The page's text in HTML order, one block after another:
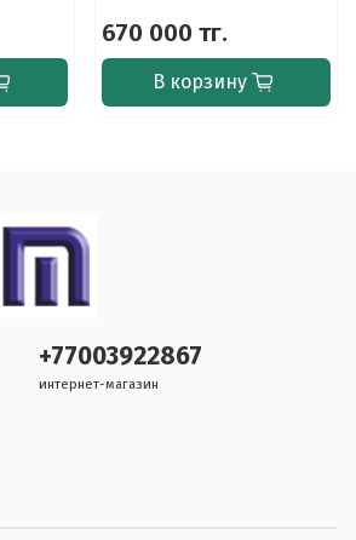
670 000 тг.
В корзину
+77003922867
интернет-магазин